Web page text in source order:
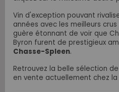
Vin d'exception pouvant
années avec les meilleurs
guère étonnant de voir que
Byron furent de prestigieux
Chasse-Spleen.
Retrouvez la belle sélection de
en vente actuellement chez la